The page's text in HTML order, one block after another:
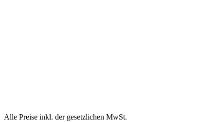
Alle Preise inkl. der gesetzlichen MwSt.